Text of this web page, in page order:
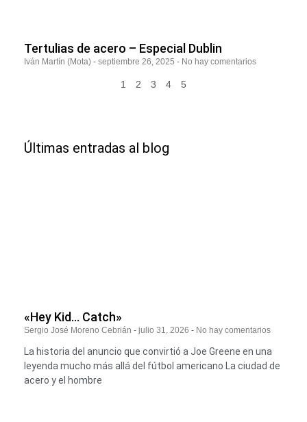
Tertulias de acero – Especial Dublin
Iván Martín (Mota) septiembre 26, 2025 No hay comentarios
1 2 3 4 5
Últimas entradas al blog
«Hey Kid… Catch»
Sergio José Moreno Cebrián julio 31, 2026 No hay comentarios
La historia del anuncio que convirtió a Joe Greene en una
leyenda mucho más allá del fútbol americano La ciudad de
acero y el hombre